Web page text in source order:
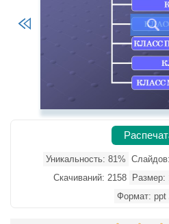
Уникальность: 81%
Скачиваний: 2158
Размер:
Формат: ppt